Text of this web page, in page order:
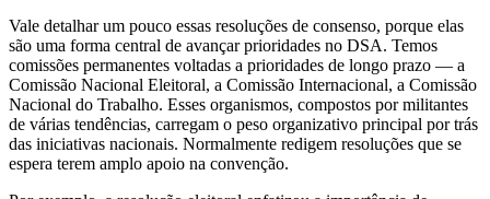
Vale detalhar um pouco essas resoluções de consenso, porque elas
são uma forma central de avançar prioridades no DSA. Temos
comissões permanentes voltadas a prioridades de longo prazo — a
Comissão Nacional Eleitoral, a Comissão Internacional, a Comissão
Nacional do Trabalho. Esses organismos, compostos por militantes
de várias tendências, carregam o peso organizativo principal por trás
das iniciativas nacionais. Normalmente redigem resoluções que se
espera terem amplo apoio na convenção.